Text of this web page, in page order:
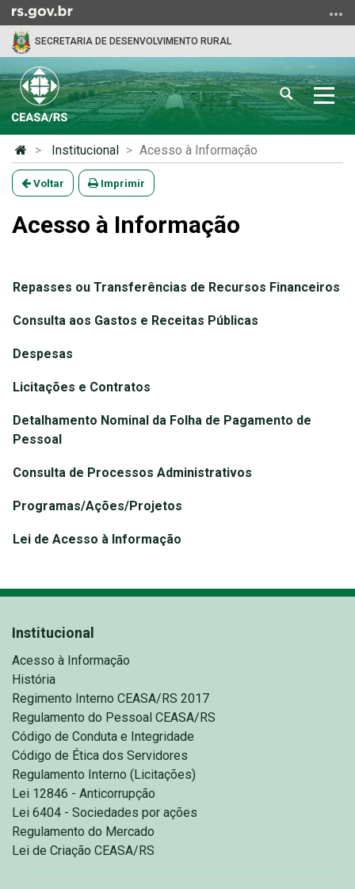
para
conteúdo
Ir
para
menu
para
busca
SECRETARIA DE DESENVOLVIMENTO RURAL
a
Abrir
a
busca
Início
do
conteúdo
Institucional Acesso à Informação
Voltar Imprimir
Acesso à Informação
Repasses ou Transferências de Recursos Financeiros
Consulta aos Gastos e Receitas Públicas
Despesas
Licitações e Contratos
Detalhamento Nominal da Folha de Pagamento de
Pessoal
Consulta de Processos Administrativos
Programas/Ações/Projetos
Lei de Acesso à Informação
Institucional
Acesso à Informação
História
Regimento Interno CEASA/RS 2017
Regulamento do Pessoal CEASA/RS
Código de Conduta e Integridade
Código de Ética dos Servidores
Regulamento Interno (Licitações)
Lei 12846 - Anticorrupção
Lei 6404 - Sociedades por ações
Regulamento do Mercado
Lei de Criação CEASA/RS